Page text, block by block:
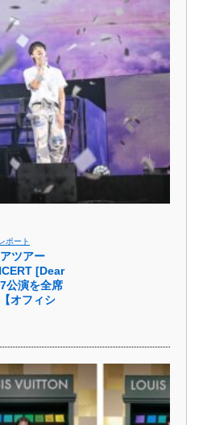
ポート
ツアー
[Dear
公演を全席
オフィシ